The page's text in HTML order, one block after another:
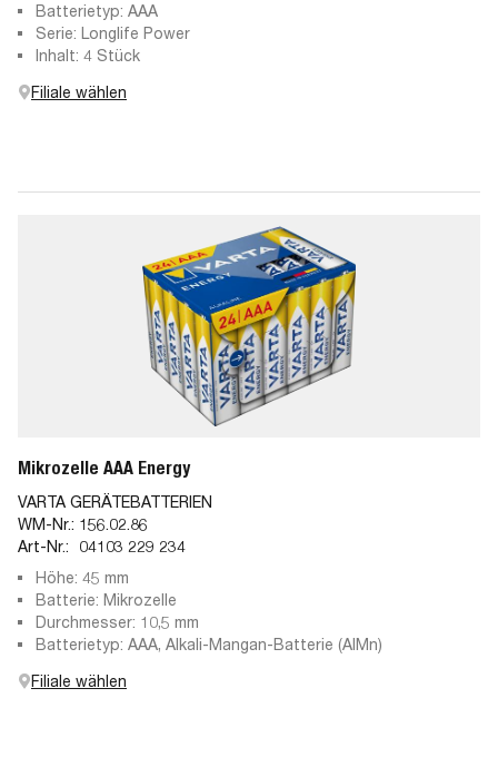
Batterietyp: AAA
Serie: Longlife Power
Inhalt: 4 Stück
Filiale wählen
Mikrozelle AAA Energy
VARTA GERÄTEBATTERIEN
WM-Nr.: 156.02.86
Art-Nr.:
04103 229 234
Höhe: 45 mm
Batterie: Mikrozelle
Durchmesser: 10,5 mm
Batterietyp: AAA, Alkali-Mangan-Batterie (AlMn)
Filiale wählen